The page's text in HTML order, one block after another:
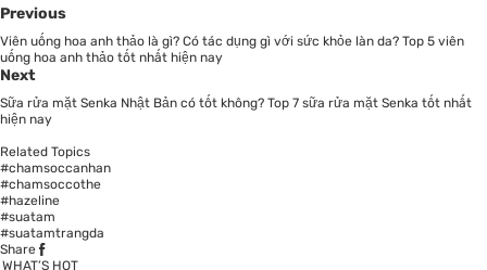
Previous
Viên uống hoa anh thảo là gì? Có tác dụng gì với sức khỏe làn da? Top 5 viên
uống hoa anh thảo tốt nhất hiện nay
Next
Sữa rửa mặt Senka Nhật Bản có tốt không? Top 7 sữa rửa mặt Senka tốt nhất
hiện nay
Related Topics
#chamsoccanhan
#chamsoccothe
#hazeline
#suatam
#suatamtrangda
Share
WHAT’S HOT